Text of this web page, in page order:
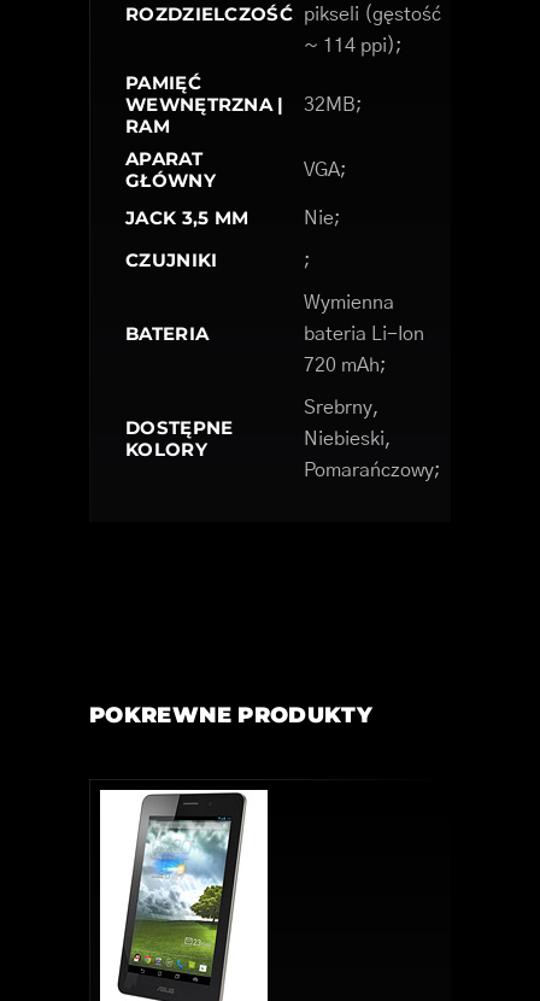
ROZDZIELCZOŚĆ
pikseli (gęstość
~ 114 ppi);
PAMIĘĆ
WEWNĘTRZNA |
RAM
32MB;
APARAT
GŁÓWNY
VGA;
JACK 3,5 MM Nie;
CZUJNIKI ;
BATERIA
Wymienna
bateria Li-Ion
720 mAh;
DOSTĘPNE
KOLORY
Srebrny,
Niebieski,
Pomarańczowy;
POKREWNE PRODUKTY